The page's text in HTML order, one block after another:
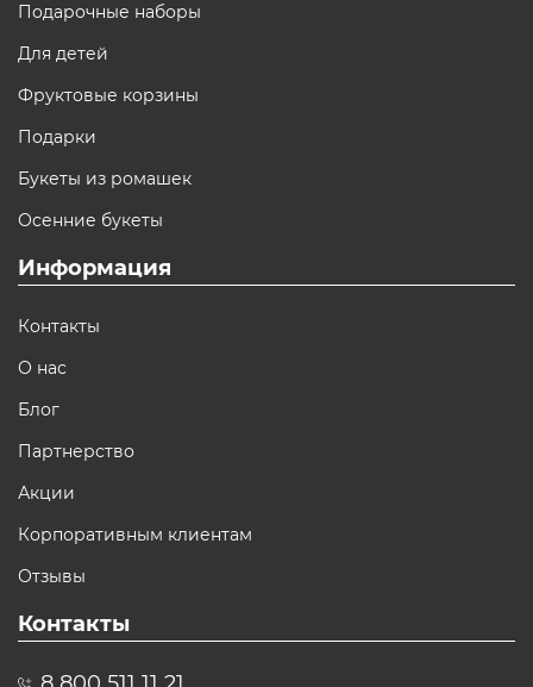
Подарочные наборы
Для детей
Фруктовые корзины
Подарки
Букеты из ромашек
Осенние букеты
Информация
Контакты
О нас
Блог
Партнерство
Акции
Корпоративным клиентам
Отзывы
Контакты